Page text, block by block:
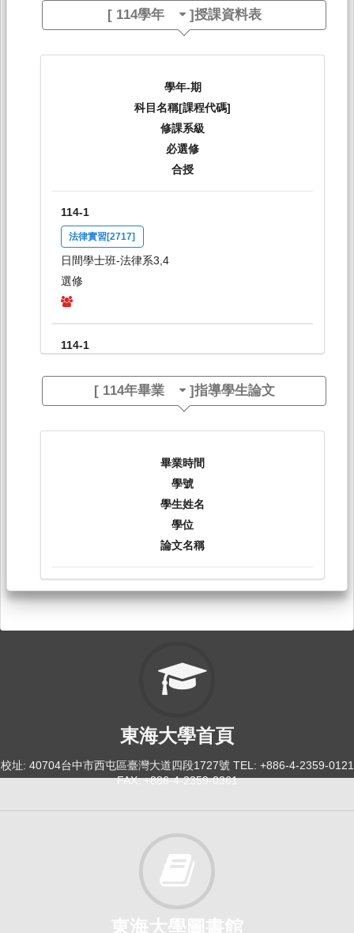
[ 114學年 ]授課資料表
學年-期
科目名稱[課程代碼]
修課系級
必選修
合授
114-1
法律實習[2717]
日間學士班-法律系3,4
選修
114-1
日間學士班-法律系2A
日間學士班-法律系2B
114-1
民法債編各論[8502]
進修學士班-進法律系3
日間學士班-法律系4
必選
民法債編各論[2684]
日間學士班-法律系3B
[ 114年畢業 ]指導學生論文
畢業時間
學號
學生姓名
學位
論文名稱
東海大學首頁
校址: 40704台中市西屯區臺灣大道四段1727號 TEL: +886-4-2359-0121
FAX: +886-4-2359-0361
東海大學圖書館